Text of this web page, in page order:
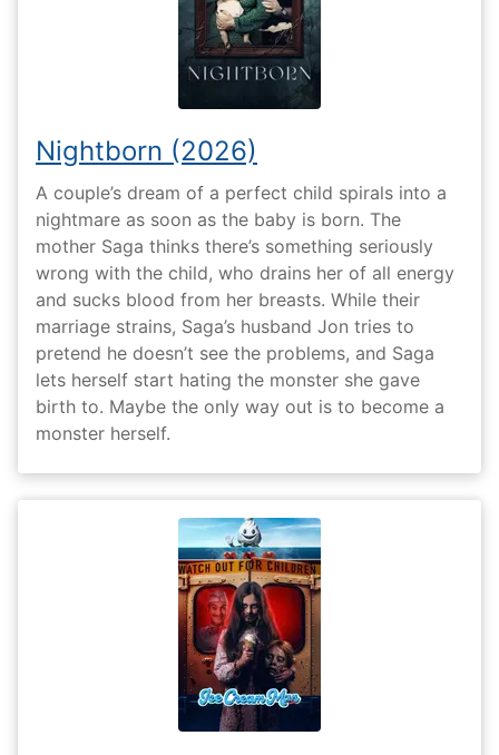
Nightborn (2026)
A couple’s dream of a perfect child spirals into a
nightmare as soon as the baby is born. The
mother Saga thinks there’s something seriously
wrong with the child, who drains her of all energy
and sucks blood from her breasts. While their
marriage strains, Saga’s husband Jon tries to
pretend he doesn’t see the problems, and Saga
lets herself start hating the monster she gave
birth to. Maybe the only way out is to become a
monster herself.